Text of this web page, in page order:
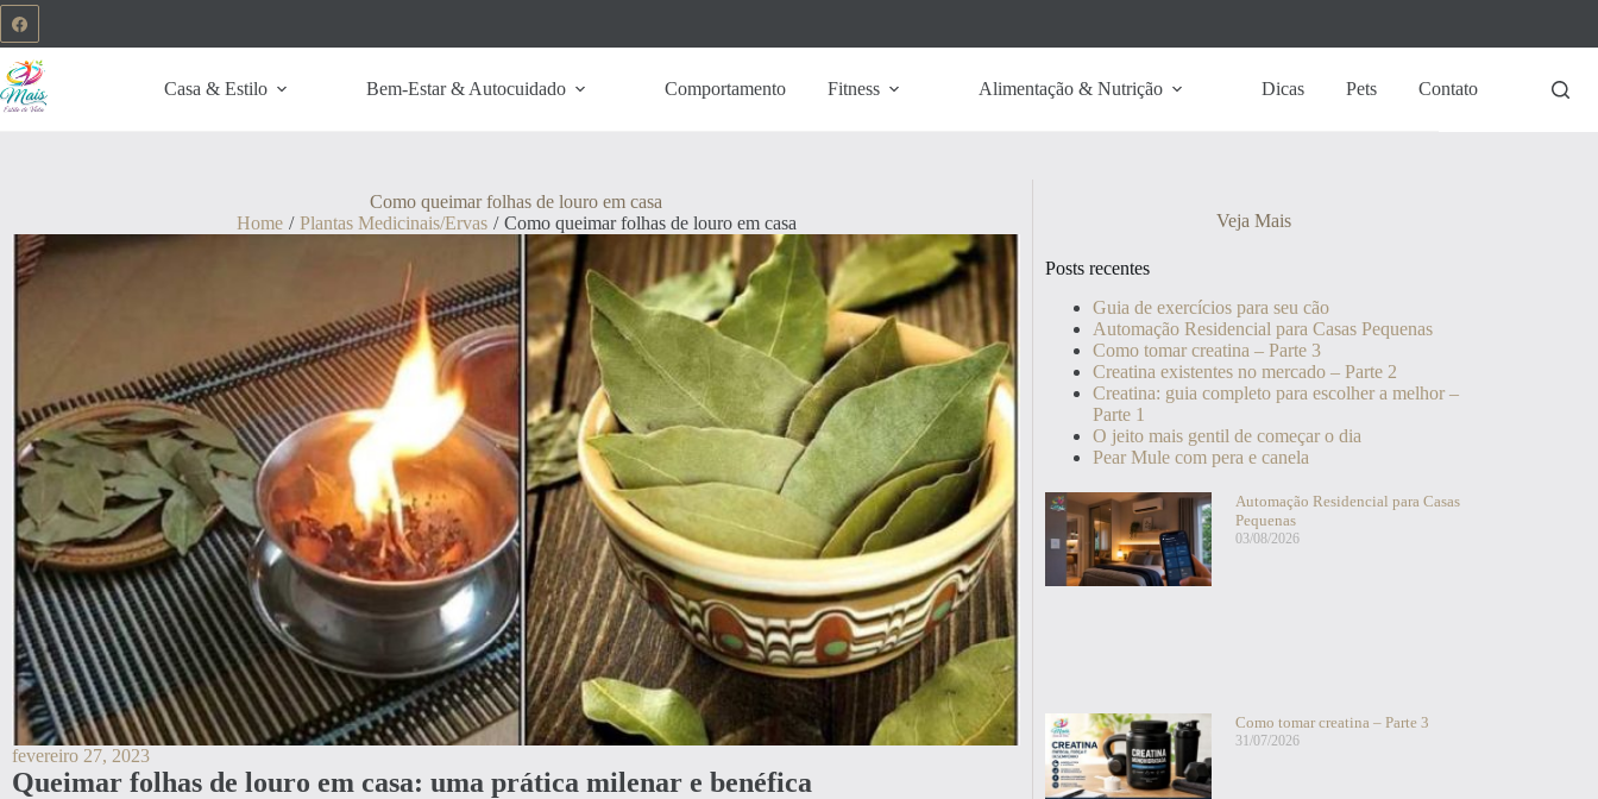
Casa & Estilo Bem-Estar & Autocuidado Comportamento Fitness Alimentação & Nutrição Dicas Pets Contato
Como queimar folhas de louro em casa
Home / Plantas Medicinais/Ervas / Como queimar folhas de louro em casa
fevereiro 27, 2023
Queimar folhas de louro em casa: uma prática milenar e benéfica
Veja Mais
Posts recentes
Guia de exercícios para seu cão
Automação Residencial para Casas Pequenas
Como tomar creatina – Parte 3
Creatina existentes no mercado – Parte 2
Creatina: guia completo para escolher a melhor –
Parte 1
O jeito mais gentil de começar o dia
Pear Mule com pera e canela
Automação Residencial para Casas
Pequenas
03/08/2026
Como tomar creatina – Parte 3
31/07/2026